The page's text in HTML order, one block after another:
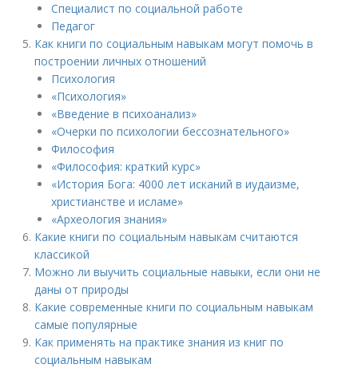
Специалист по социальной работе
Педагог
Как книги по социальным навыкам могут помочь в
построении личных отношений
Психология
«Психология»
«Введение в психоанализ»
«Очерки по психологии бессознательного»
Философия
«Философия: краткий курс»
«История Бога: 4000 лет исканий в иудаизме,
христианстве и исламе»
«Археология знания»
Какие книги по социальным навыкам считаются
классикой
Можно ли выучить социальные навыки, если они не
даны от природы
Какие современные книги по социальным навыкам
самые популярные
Как применять на практике знания из книг по
социальным навыкам